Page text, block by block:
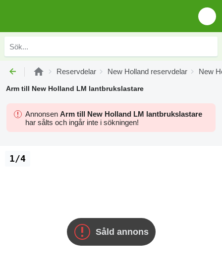
Reservdelar New Holland reservdelar New
Arm till New Holland LM lantbrukslastare
Annonsen Arm till New Holland LM lantbrukslastare
har sålts och ingår inte i sökningen!
Såld annons
1/4